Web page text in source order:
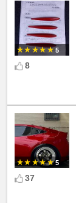
5
8
5
37